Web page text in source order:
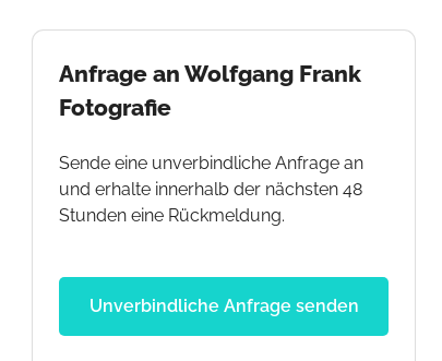
Anfrage an Wolfgang Frank
Fotografie
Sende eine unverbindliche Anfrage an
und erhalte innerhalb der nächsten 48
Stunden eine Rückmeldung.
Unverbindliche Anfrage senden